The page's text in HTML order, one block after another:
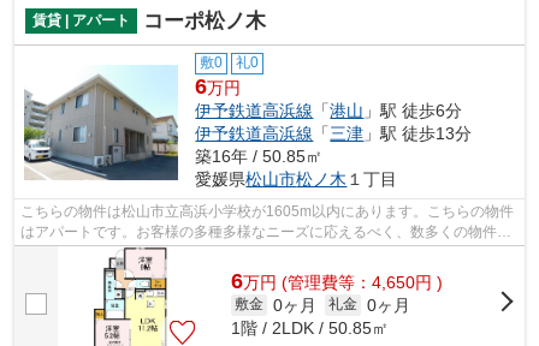
賃貸 | アパート コーポ松ノ木
敷0 礼0
6万円
伊予鉄道高浜線 「港山 」駅 徒歩6分
伊予鉄道高浜線 「三津 」駅 徒歩13分
築16年 / 50.85㎡
愛媛県松山市松ノ木 １丁目
こちらの物件は松山市立高浜小学校が1605m以内にあります。こちらの物件
はアパートです。お客様の多種多様なニーズに応えるべく、数多くの物件を
ご用意してお待ちしております。どうぞ...
6万円 (管理費等：4,650円 )
敷金 0ヶ月 礼金 0ヶ月
1階 / 2LDK / 50.85㎡